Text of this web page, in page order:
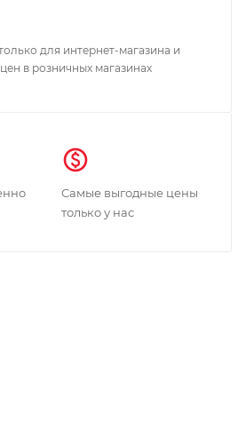
для интернет-магазина и
в розничных магазинах
Самые выгодные цены
только у нас